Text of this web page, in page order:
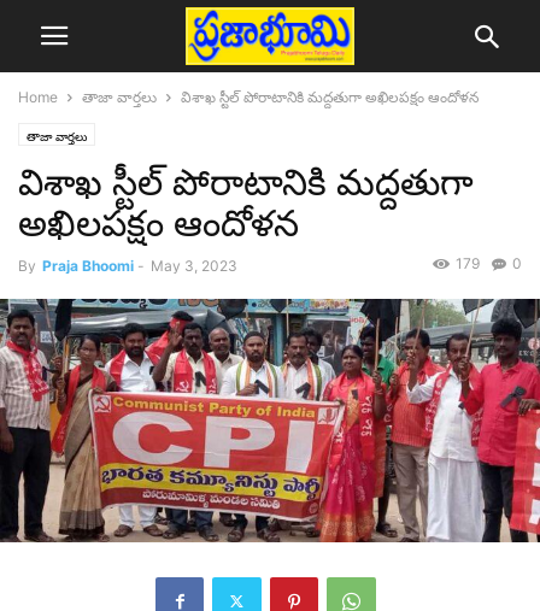
Home తాజా వార్తలు విశాఖ స్టీల్ పోరాటానికి మద్దతుగా అఖిలపక్షం ఆందోళన
తాజా వార్తలు
విశాఖ స్టీల్ పోరాటానికి మద్దతుగా
అఖిలపక్షం ఆందోళన
By Praja Bhoomi - May 3, 2023 0
179